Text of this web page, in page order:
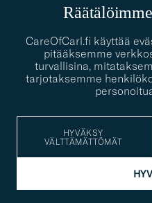
CareOfCarl.fi käyttää
pitääksemme
turvallisina,
tarjotaksemme
HYVÄKSY
VÄLTTÄMÄTTÖMÄT
PUKEUTUMISNEUVONTA
Kaipaatko apua oman tyylisi
mielellämme!
PUKEUTUMISNEUVONTA
© Care of Carl 2026